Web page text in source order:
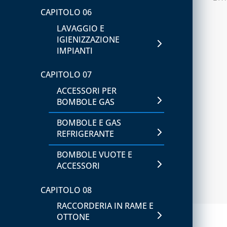
CAPITOLO 06
LAVAGGIO E
IGIENIZZAZIONE
IMPIANTI
CAPITOLO 07
ACCESSORI PER
BOMBOLE GAS
BOMBOLE E GAS
REFRIGERANTE
BOMBOLE VUOTE E
ACCESSORI
CAPITOLO 08
RACCORDERIA IN RAME E
OTTONE